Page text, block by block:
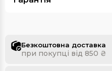
Безкоштовна доставка
при покупці від 850 ₴